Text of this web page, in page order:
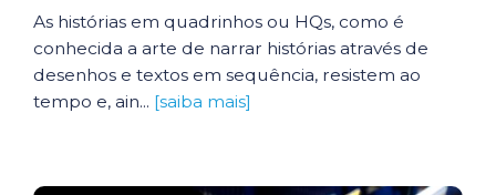
As histórias em quadrinhos ou HQs, como é
conhecida a arte de narrar histórias através de
desenhos e textos em sequência, resistem ao
tempo e, ain... [saiba mais]